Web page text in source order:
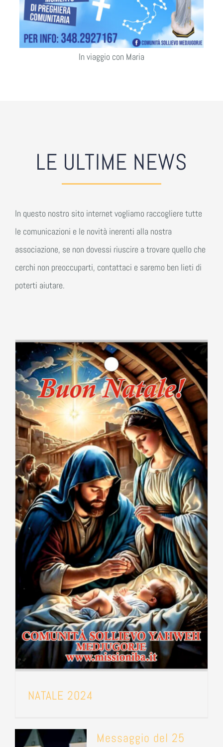
In viaggio con Maria
LE ULTIME NEWS
In questo nostro sito internet vogliamo raccogliere tutte
le comunicazioni e le novità inerenti alla nostra
associazione, se non dovessi riuscire a trovare quello che
cerchi non preoccuparti, contattaci e saremo ben lieti di
poterti aiutare.
NATALE 2024
Messaggio del 25